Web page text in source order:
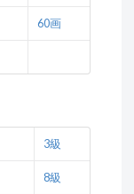
60画
3級
8級